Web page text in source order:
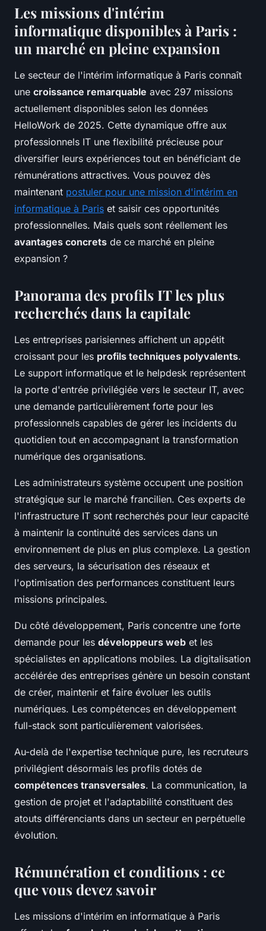
Les missions d'intérim
informatique disponibles à Paris :
un marché en pleine expansion
Le secteur de l'intérim informatique à Paris connaît
une croissance remarquable avec 297 missions
actuellement disponibles selon les données
HelloWork de 2025. Cette dynamique offre aux
professionnels IT une flexibilité précieuse pour
diversifier leurs expériences tout en bénéficiant de
rémunérations attractives. Vous pouvez dès
maintenant postuler pour une mission d'intérim en
informatique à Paris et saisir ces opportunités
professionnelles. Mais quels sont réellement les
avantages concrets de ce marché en pleine
expansion ?
Panorama des profils IT les plus
recherchés dans la capitale
Les entreprises parisiennes affichent un appétit
croissant pour les profils techniques polyvalents.
Le support informatique et le helpdesk représentent
la porte d'entrée privilégiée vers le secteur IT, avec
une demande particulièrement forte pour les
professionnels capables de gérer les incidents du
quotidien tout en accompagnant la transformation
numérique des organisations.
Les administrateurs système occupent une position
stratégique sur le marché francilien. Ces experts de
l'infrastructure IT sont recherchés pour leur capacité
à maintenir la continuité des services dans un
environnement de plus en plus complexe. La gestion
des serveurs, la sécurisation des réseaux et
l'optimisation des performances constituent leurs
missions principales.
Du côté développement, Paris concentre une forte
demande pour les développeurs web et les
spécialistes en applications mobiles. La digitalisation
accélérée des entreprises génère un besoin constant
de créer, maintenir et faire évoluer les outils
numériques. Les compétences en développement
full-stack sont particulièrement valorisées.
Au-delà de l'expertise technique pure, les recruteurs
privilégient désormais les profils dotés de
compétences transversales. La communication, la
gestion de projet et l'adaptabilité constituent des
atouts différenciants dans un secteur en perpétuelle
évolution.
Rémunération et conditions : ce
que vous devez savoir
Les missions d'intérim en informatique à Paris